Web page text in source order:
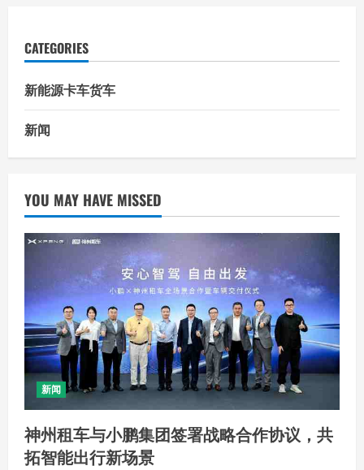
CATEGORIES
新能源卡车货车
新闻
YOU MAY HAVE MISSED
新闻
神州租车与小鹏集团签署战略合作协议，共
拓智能出行新场景